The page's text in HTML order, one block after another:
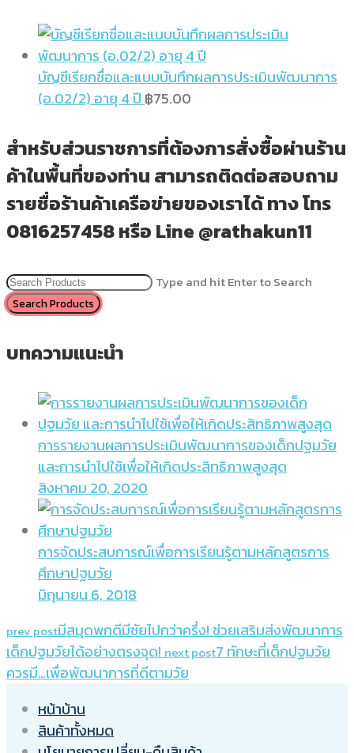
บัญชีเรียกชื่อและแบบบันทึกผลการประเมินพัฒนาการ
(อ.02/2) อายุ 4 ปี ฿75.00
สำหรับส่วนราชการที่ต้องการสั่งซื้อผ่านร้าน
ค้าในพื้นที่ของท่าน สามารถติดต่อสอบถาม
รายชื่อร้านค้าเครือข่ายของเราได้ ทาง โทร
0816257458 หรือ Line @rathakun11
Type and hit Enter to Search
บทความแนะนำ
การรายงานผลการประเมินพัฒนาการของเด็กปฐมวัย
และการนำไปใช้เพื่อให้เกิดประสิทธิภาพสูงสุด
สิงหาคม 20, 2020
การจัดประสบการณ์เพื่อการเรียนรู้ตามหลักสูตรการ
ศึกษาปฐมวัย
มิถุนายน 6, 2018
prev postมีสมุดพกดีมีชัยไปกว่าครึ่ง! ช่วยเสริมส่งพัฒนาการ
เด็กปฐมวัยได้อย่างตรงจุด! next post7 ทักษะที่เด็กปฐมวัย
ควรมี…เพื่อพัฒนาการที่ดีตามวัย
หน้าบ้าน
สินค้าทั้งหมด